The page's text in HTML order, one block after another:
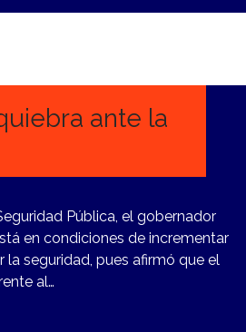
ante la
Pública, el gobernador
en condiciones de incrementar
seguridad, pues afirmó que el
al…